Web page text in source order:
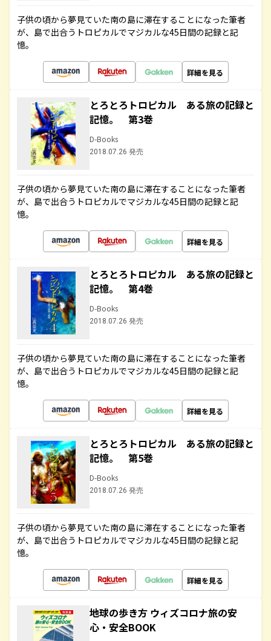
子供の頃から夢見ていた南の島に滞在することになった筆者
が、島で出合うトロピカルでマジカルな45日間の記録と記
憶。
詳細を見る
とろとろトロピカル ある旅の記録と
記憶。 第3巻
D-Books
2018.07.26 発売
子供の頃から夢見ていた南の島に滞在することになった筆者
が、島で出合うトロピカルでマジカルな45日間の記録と記
憶。
詳細を見る
とろとろトロピカル ある旅の記録と
記憶。 第4巻
D-Books
2018.07.26 発売
子供の頃から夢見ていた南の島に滞在することになった筆者
が、島で出合うトロピカルでマジカルな45日間の記録と記
憶。
詳細を見る
とろとろトロピカル ある旅の記録と
記憶。 第5巻
D-Books
2018.07.26 発売
子供の頃から夢見ていた南の島に滞在することになった筆者
が、島で出合うトロピカルでマジカルな45日間の記録と記
憶。
詳細を見る
地球の歩き方 ウィズコロナ旅の安
心・安全BOOK